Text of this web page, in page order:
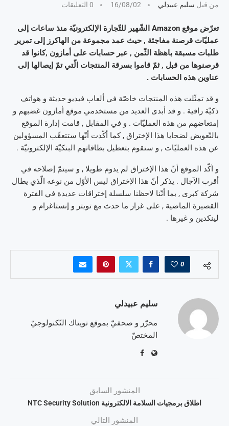
من قبل سليم عبيدلي 16/08/02 0 التعليقات
تعرّض موقع Amazon الشّهير للتّجارة الإلكترونيّة منذ ساعات إلى
عمليّات قرصنة مفاجئة , حيث عمد مجموعة من الهاكرز إلى تمرير
طلبات مسبقة باهظة الثّمن , عبر حسابات على أمازون ,كانوا قد
قرصنوها من قبل , ثمّ قاموا بسرقة المنتجات الّتي تمّ إيصالها إلى
عناوين هذه الحسابات .
و قد تمثّلت هذه المنتجات خاصّة في ألعاب فيديو حديثة و هواتف
ذكيّة راقية . و قد أبدى العديد من مستخدمي موقع أمازون غضبهم و
إمتعاضهم من هذه العمليّات . و في المقابل , قامت إدارة الموقع
بالتّعويض لضحايا هذا الإختراق , كما أكّدت أنّها ستتعقّب المسؤولين
عن هذه العمليّات , و ستقوم بتعطيل بطاقاتهم البنكيّة الإلكترونيّة .
و أكّد الموقع أنّ هذا الإختراق لم يدوم طويلا , و سيتمّ إصلاحه في
أقرب الآجال . يذكر أنّ هذا الإختراق ليس الأوّل من نوعه الّذي يطال
شركة كبرى , بما أنّنا لاحظنا سلسلة إختراقات عديدة في الفترة
القصيرة الماضية , على غرار ما حدث مع تويتر و إنستاغرام و
لينكدين و غيرها .
0
سليم عبيدلي
محرّر و صحفيّ بموقع تويتاك التّكنولوجيّ
المختصّ
المنشور السابق
اطلاق برمجيات السلامة الالكترونية NTC Security Solution
المنشور التالي